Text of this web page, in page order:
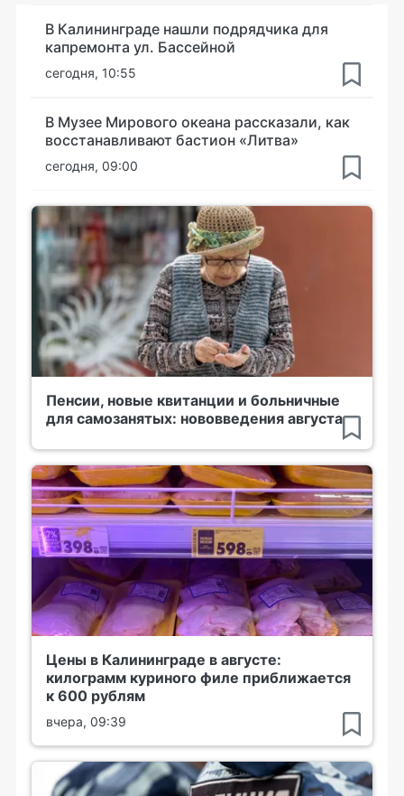
В Калининграде нашли подрядчика для
капремонта ул. Бассейной
сегодня, 10:55
В Музее Мирового океана рассказали, как
восстанавливают бастион «Литва»
сегодня, 09:00
Пенсии, новые квитанции и больничные
для самозанятых: нововведения августа
Цены в Калининграде в августе:
килограмм куриного филе приближается
к 600 рублям
вчера, 09:39